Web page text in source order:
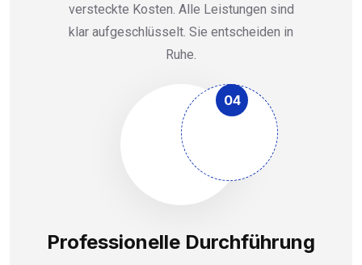
versteckte Kosten. Alle Leistungen sind
klar aufgeschlüsselt. Sie entscheiden in
Ruhe.
04
Professionelle Durchführung